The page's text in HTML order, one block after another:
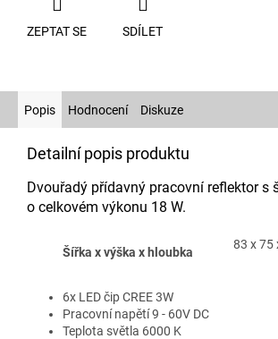
ZEPTAT SE SDÍLET
Popis Hodnocení Diskuze
Detailní popis produktu
Dvouřadý přídavný pracovní reflektor s
o celkovém výkonu 18 W.
Šířka x výška x hloubka
83 x 75
6x LED čip CREE 3W
Pracovní napětí 9 - 60V DC
Teplota světla 6000 K